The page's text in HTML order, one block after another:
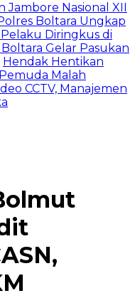
Jambore Nasional XII
Boltara Ungkap
Diringkus di
Gelar Pasukan
Hendak Hentikan
Malah
CCTV, Manajemen